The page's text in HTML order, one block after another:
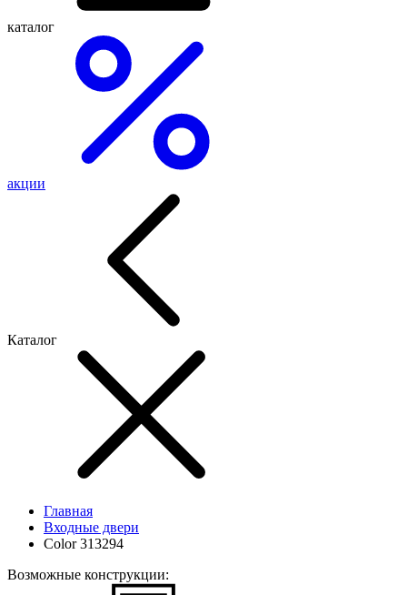
каталог
акции
Каталог
Главная
Входные двери
Color 313294
Возможные конструкции: